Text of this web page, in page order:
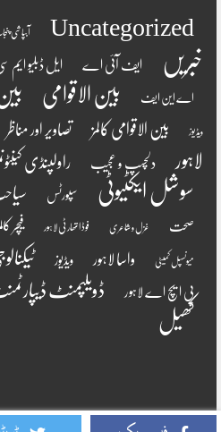
Uncategorized آبپاشی
خبریں
ایف آئی اے ایل ڈبلیو ایم
اے این ایف بین الاقوامی
ویڈیوز بین الاقوامی کالمز تصاویر اور مناظر
لاہور
دلچسپ و عجیب راولپنڈی
سوشل ایکٹیوٹی سپورٹس
صحت غزل و شاعری فوڈ اتھارٹی لاہور فیچر
میونسپل کمیٹی واسا لاہور ویڈیوز
پی ایچ اے لاہور ڈویلپمنٹ
کھیل